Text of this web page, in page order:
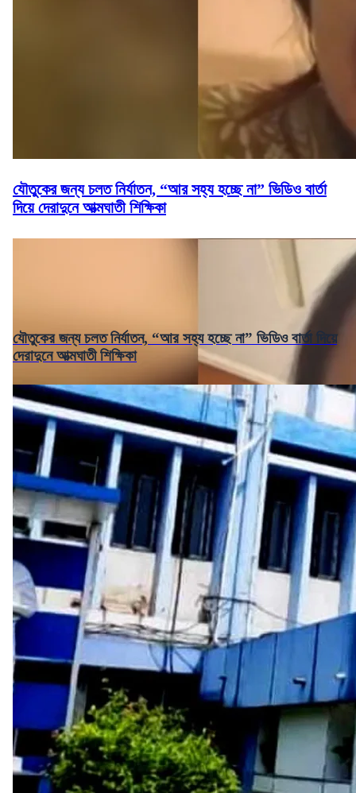
যৌতুকের জন্য চলত নির্যাতন, “আর সহ্য হচ্ছে না” ভিডিও বার্তা
দিয়ে দেরাদুনে আত্মঘাতী শিক্ষিকা
যৌতুকের জন্য চলত নির্যাতন, “আর সহ্য হচ্ছে না” ভিডিও বার্তা দিয়ে
দেরাদুনে আত্মঘাতী শিক্ষিকা